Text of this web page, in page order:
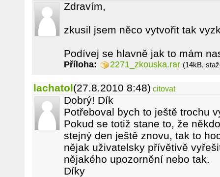
Zdravím,
zkusil jsem něco vytvořit tak
Podívej se hlavně jak to mám
Příloha: 2271_zkouska.rar (14kB,
lachatol(27.8.2010 8:48) citovat
Dobrý! Dík
Potřeboval bych to ještě trochu
Pokud se totiž stane to, že
stejný den ještě znovu, tak to
nějak uživatelsky přívětivě
nějakého upozornění nebo tak.
Díky